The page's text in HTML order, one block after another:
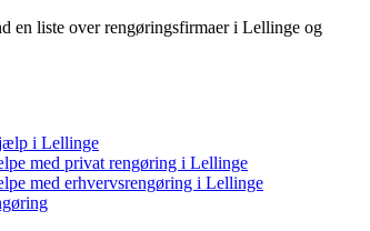
en liste over rengøringsfirmaer i Lellinge og
i Lellinge
med privat rengøring i Lellinge
med erhvervsrengøring i Lellinge